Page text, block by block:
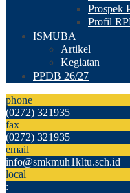
Prospek
Profil
ISMUBA
Artikel
Kegiatan
PPDB 26/27
phone
(0272) 321935
fax
(0272) 321935
email
info@smkmuh1kltu.sch.id
local
: